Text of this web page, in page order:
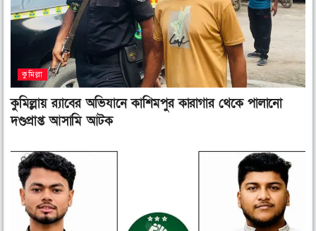
কুমিল্লা
কুমিল্লায় র‌্যাবের অভিযানে কাশিমপুর কারাগার থেকে পালানো
দণ্ডপ্রাপ্ত আসামি আটক